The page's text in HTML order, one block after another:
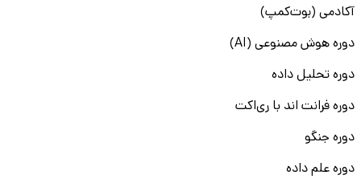
آکادمی (بوت‌کمپ)
دوره هوش مصنوعی (AI)
دوره تحلیل داده
دوره فرانت اند با ری‌اکت
دوره جنگو
دوره علم داده